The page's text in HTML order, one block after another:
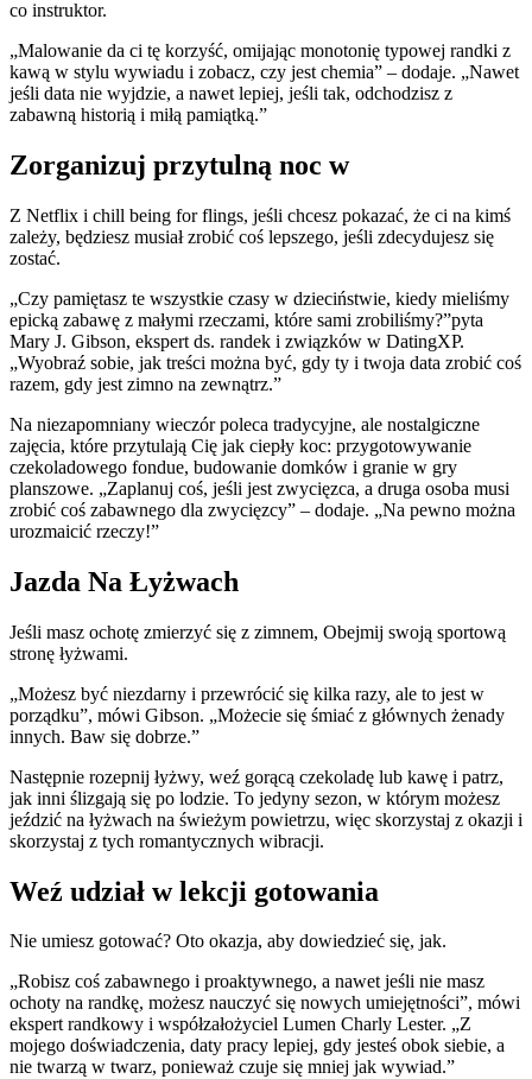
co instruktor.
„Malowanie da ci tę korzyść, omijając monotonię typowej randki z
kawą w stylu wywiadu i zobacz, czy jest chemia” – dodaje. „Nawet
jeśli data nie wyjdzie, a nawet lepiej, jeśli tak, odchodzisz z
zabawną historią i miłą pamiątką.”
Zorganizuj przytulną noc w
Z Netflix i chill being for flings, jeśli chcesz pokazać, że ci na kimś
zależy, będziesz musiał zrobić coś lepszego, jeśli zdecydujesz się
zostać.
„Czy pamiętasz te wszystkie czasy w dzieciństwie, kiedy mieliśmy
epicką zabawę z małymi rzeczami, które sami zrobiliśmy?”pyta
Mary J. Gibson, ekspert ds. randek i związków w DatingXP.
„Wyobraź sobie, jak treści można być, gdy ty i twoja data zrobić coś
razem, gdy jest zimno na zewnątrz.”
Na niezapomniany wieczór poleca tradycyjne, ale nostalgiczne
zajęcia, które przytulają Cię jak ciepły koc: przygotowywanie
czekoladowego fondue, budowanie domków i granie w gry
planszowe. „Zaplanuj coś, jeśli jest zwycięzca, a druga osoba musi
zrobić coś zabawnego dla zwycięzcy” – dodaje. „Na pewno można
urozmaicić rzeczy!”
Jazda Na Łyżwach
Jeśli masz ochotę zmierzyć się z zimnem, Obejmij swoją sportową
stronę łyżwami.
„Możesz być niezdarny i przewrócić się kilka razy, ale to jest w
porządku”, mówi Gibson. „Możecie się śmiać z głównych żenady
innych. Baw się dobrze.”
Następnie rozepnij łyżwy, weź gorącą czekoladę lub kawę i patrz,
jak inni ślizgają się po lodzie. To jedyny sezon, w którym możesz
jeździć na łyżwach na świeżym powietrzu, więc skorzystaj z okazji i
skorzystaj z tych romantycznych wibracji.
Weź udział w lekcji gotowania
Nie umiesz gotować? Oto okazja, aby dowiedzieć się, jak.
„Robisz coś zabawnego i proaktywnego, a nawet jeśli nie masz
ochoty na randkę, możesz nauczyć się nowych umiejętności”, mówi
ekspert randkowy i współzałożyciel Lumen Charly Lester. „Z
mojego doświadczenia, daty pracy lepiej, gdy jesteś obok siebie, a
nie twarzą w twarz, ponieważ czuje się mniej jak wywiad.”